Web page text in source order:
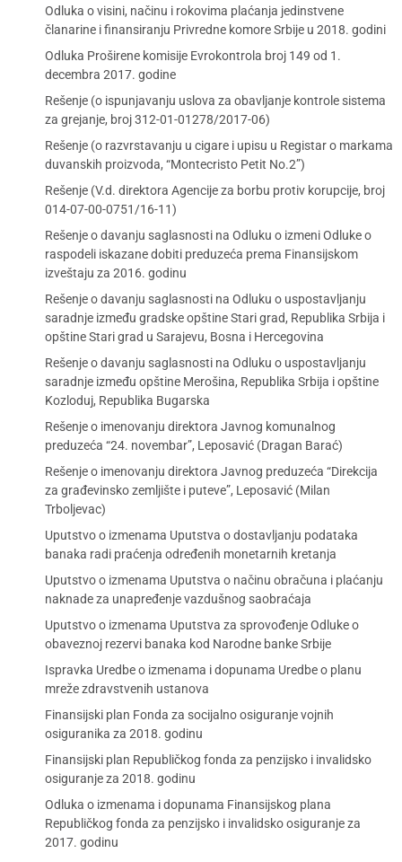
Odluka o visini, načinu i rokovima plaćanja jedinstvene
članarine i finansiranju Privredne komore Srbije u 2018. godini
Odluka Proširene komisije Evrokontrola broj 149 od 1.
decembra 2017. godine
Rešenje (o ispunjavanju uslova za obavljanje kontrole sistema
za grejanje, broj 312-01-01278/2017-06)
Rešenje (o razvrstavanju u cigare i upisu u Registar o markama
duvanskih proizvoda, “Montecristo Petit No.2”)
Rešenje (V.d. direktora Agencije za borbu protiv korupcije, broj
014-07-00-0751/16-11)
Rešenje o davanju saglasnosti na Odluku o izmeni Odluke o
raspodeli iskazane dobiti preduzeća prema Finansijskom
izveštaju za 2016. godinu
Rešenje o davanju saglasnosti na Odluku o uspostavljanju
saradnje između gradske opštine Stari grad, Republika Srbija i
opštine Stari grad u Sarajevu, Bosna i Hercegovina
Rešenje o davanju saglasnosti na Odluku o uspostavljanju
saradnje između opštine Merošina, Republika Srbija i opštine
Kozloduj, Republika Bugarska
Rešenje o imenovanju direktora Javnog komunalnog
preduzeća “24. novembar”, Leposavić (Dragan Barać)
Rešenje o imenovanju direktora Javnog preduzeća “Direkcija
za građevinsko zemljište i puteve”, Leposavić (Milan
Trboljevac)
Uputstvo o izmenama Uputstva o dostavljanju podataka
banaka radi praćenja određenih monetarnih kretanja
Uputstvo o izmenama Uputstva o načinu obračuna i plaćanju
naknade za unapređenje vazdušnog saobraćaja
Uputstvo o izmenama Uputstva za sprovođenje Odluke o
obaveznoj rezervi banaka kod Narodne banke Srbije
Ispravka Uredbe o izmenama i dopunama Uredbe o planu
mreže zdravstvenih ustanova
Finansijski plan Fonda za socijalno osiguranje vojnih
osiguranika za 2018. godinu
Finansijski plan Republičkog fonda za penzijsko i invalidsko
osiguranje za 2018. godinu
Odluka o izmenama i dopunama Finansijskog plana
Republičkog fonda za penzijsko i invalidsko osiguranje za
2017. godinu